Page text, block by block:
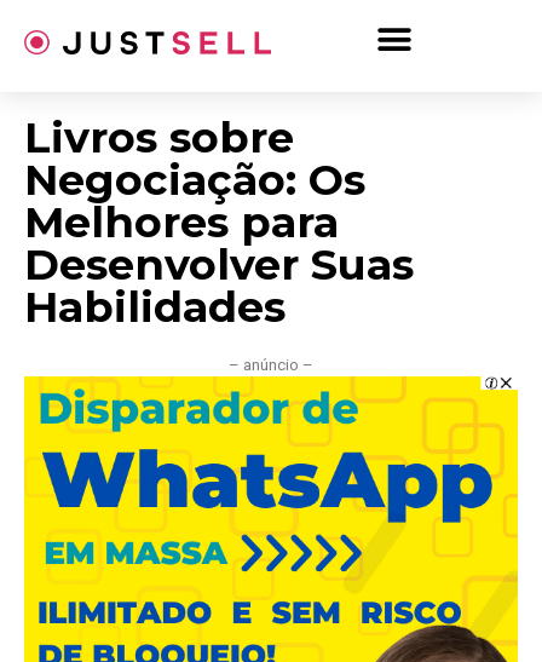
para
Livros sobre
Negociação: Os
Melhores para
Desenvolver Suas
Habilidades
– anúncio –